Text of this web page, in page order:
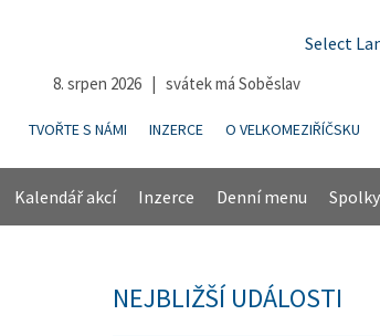
Select
8. srpen 2026 | svátek má Soběslav
TVOŘTE S NÁMI INZERCE O VELKOMEZIŘÍČSKU
Kalendář akcí Inzerce Denní menu Spolky
NEJBLIŽŠÍ UDÁLOSTI